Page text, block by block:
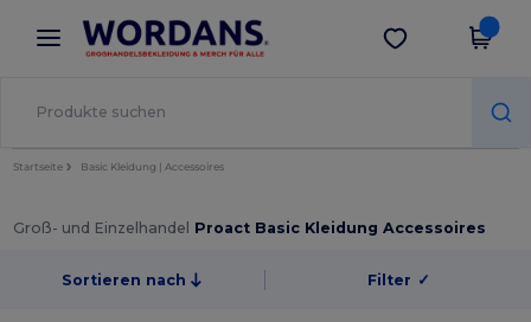
× Wordans App
Bessere Preise in der App!
App holen
Startseite Basic Kleidung | Accessoires
Groß- und Einzelhandel Proact Basic Kleidung Accessoires
Sortieren nach Filter ✓